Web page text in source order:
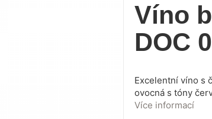
Víno
DOC
Excelentní víno s
ovocná s tóny
plodů. Ideální
Více informací